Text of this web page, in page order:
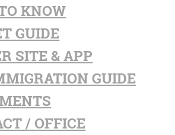
KNOW
GUIDE
SITE & APP
GUIDE
/ OFFICE